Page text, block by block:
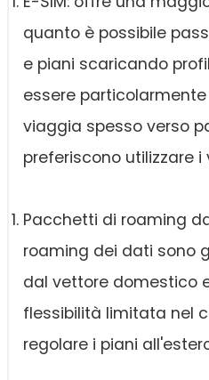
quanto è possibile
e piani scaricando
essere
viaggia spesso verso
preferiscono utilizzare i
Pacchetti di roaming
roaming dei dati sono
dal vettore domestico
flessibilità limitata nel
regolare i piani